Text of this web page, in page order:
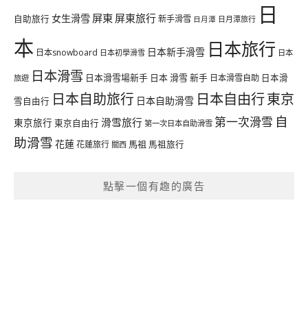
自助旅行 女生滑雪 屏東 屏東旅行新手滑雪 日月潭 日月潭旅行 日
本 日本snowboard 日本初學滑雪 日本新手滑雪 日本旅行 日本
旅遊 日本滑雪 日本滑雪場新手 日本 滑雪 新手 日本滑雪自助 日本滑
雪自由行 日本自助旅行 日本自助滑雪 日本自由行東京
東京旅行 東京自由行 滑雪旅行 第一次日本自助滑雪 第一次滑雪 自
助滑雪 花蓮花蓮旅行 關西 馬祖 馬祖旅行
點擊一個有趣的廣告